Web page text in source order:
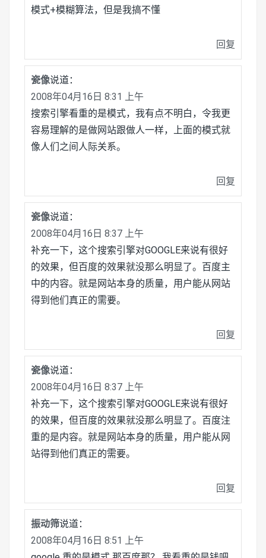
模式+模糊算法，但是我搞不懂
回复
瓷像说道：
2008年04月16日 8:31 上午
搜索引擎看重的是模式，我有点不明白，令我更
容易理解的是做网站跟做人一样，上面的模式就
像人们之间人际关系。
回复
瓷像说道：
2008年04月16日 8:37 上午
补充一下，这个搜索引擎对GOOGLE来说有很好
的效果，但百度的效果就没那么明显了。百度主
中的内容。就是网站本身的质量，用户能从网站
得到他们真正的需要。
回复
瓷像说道：
2008年04月16日 8:37 上午
补充一下，这个搜索引擎对GOOGLE来说有很好
的效果，但百度的效果就没那么明显了。百度注
重的是内容。就是网站本身的质量，用户能从网
站得到他们真正的需要。
回复
振动筛说道：
2008年04月16日 8:51 上午